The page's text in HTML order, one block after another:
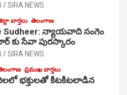
SIRA NEWS
వార్తలు తెలంగాణ
Sudheer: న్యాయవాది సంగెం
కు సేవా పురస్కారం
SIRA NEWS
ప్రముఖ వార్తలు
భక్తులతో కిటకిటలాడిన